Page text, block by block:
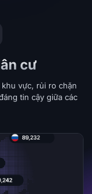
cư
vực, rủi ro chặn
tin cậy giữa các